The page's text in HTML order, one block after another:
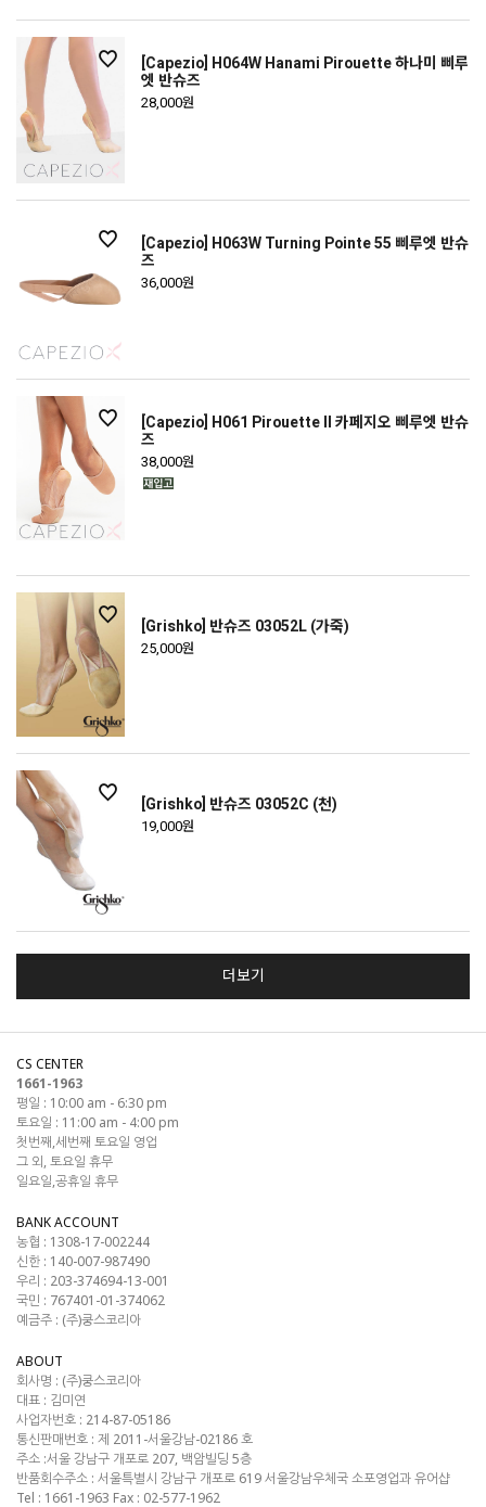
[Capezio] H064W Hanami Pirouette 하나미 삐루
엣 반슈즈
28,000원
[Capezio] H063W Turning Pointe 55 삐루엣 반슈
즈
36,000원
[Capezio] H061 Pirouette II 카페지오 삐루엣 반슈
즈
38,000원
[Grishko] 반슈즈 03052L (가죽)
25,000원
[Grishko] 반슈즈 03052C (천)
19,000원
더보기
CS CENTER
1661-1963
평일 : 10:00 am - 6:30 pm
토요일 : 11:00 am - 4:00 pm
첫번째,세번째 토요일 영업
그 외, 토요일 휴무
일요일,공휴일 휴무
BANK ACCOUNT
농협 : 1308-17-002244
신한 : 140-007-987490
우리 : 203-374694-13-001
국민 : 767401-01-374062
예금주 : (주)쿵스코리아
ABOUT
회사명 : (주)쿵스코리아
대표 : 김미연
사업자번호 : 214-87-05186
통신판매번호 : 제 2011-서울강남-02186 호
주소 :서울 강남구 개포로 207, 백암빌딩 5층
반품회수주소 : 서울특별시 강남구 개포로 619 서울강남우체국 소포영업과 유어샵
Tel : 1661-1963 Fax : 02-577-1962